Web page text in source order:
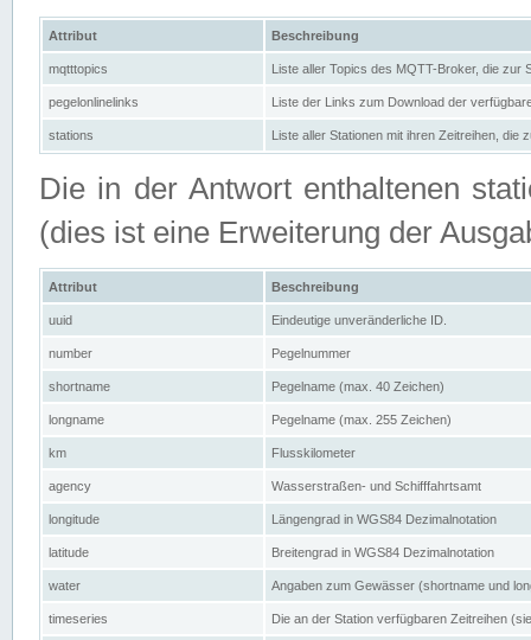
Attribut Beschreibung
mqtttopics Liste aller Topics des MQTT-Broker, die zur
pegelonlinelinks Liste der Links zum Download der
stations Liste aller Stationen mit ihren Zeitreihen, die
Die in der Antwort enthaltenen
(dies ist eine Erweiterung der
Attribut Beschreibung
uuid Eindeutige unveränderliche ID.
number Pegelnummer
shortname Pegelname (max. 40 Zeichen)
longname Pegelname (max. 255 Zeichen)
km Flusskilometer
agency Wasserstraßen- und Schifffahrtsamt
longitude Längengrad in WGS84 Dezimalnotation
latitude Breitengrad in WGS84 Dezimalnotation
water Angaben zum Gewässer (shortname und
timeseries Die an der Station verfügbaren Zeitreihen